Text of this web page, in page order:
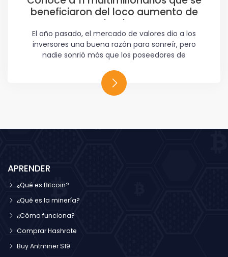
beneficiaron del loco aumento de
Bitcoin
El año pasado, el mercado de valores dio a los
inversores una buena razón para sonreír, pero
nadie sonrió más que los poseedores de
monedas digitales supera el billón de dólares, un
aumento de cuatro veces respecto de los 250.000
millones de dólares de enero de 2020. En vista del
criptomonedas, no solo calculando el valor de sus
resultado: un récord de 11 multimillonarios.
APRENDER
¿Qué es Bitcoin?
¿Qué es la minería?
¿Cómo funciona?
Comprar Hashrate
Buy Antminer S19